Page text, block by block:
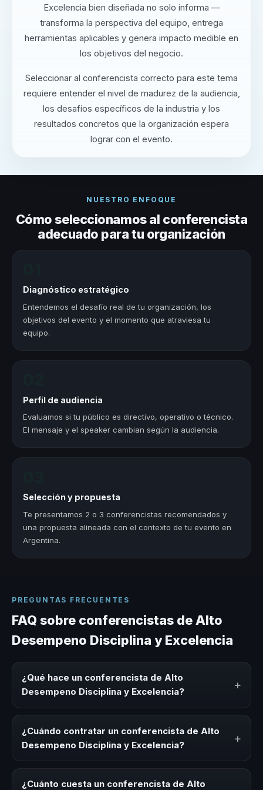
Excelencia bien diseñada no solo informa —
transforma la perspectiva del equipo, entrega
herramientas aplicables y genera impacto medible en
los objetivos del negocio.
Seleccionar al conferencista correcto para este tema
requiere entender el nivel de madurez de la audiencia,
los desafíos específicos de la industria y los
resultados concretos que la organización espera
lograr con el evento.
NUESTRO ENFOQUE
Cómo seleccionamos al conferencista
adecuado para tu organización
Diagnóstico estratégico
Entendemos el desafío real de tu organización, los
objetivos del evento y el momento que atraviesa tu
equipo.
Perfil de audiencia
Evaluamos si tu público es directivo, operativo o técnico.
El mensaje y el speaker cambian según la audiencia.
Selección y propuesta
Te presentamos 2 o 3 conferencistas recomendados y
una propuesta alineada con el contexto de tu evento en
Argentina.
PREGUNTAS FRECUENTES
FAQ sobre conferencistas de Alto
Desempeno Disciplina y Excelencia
¿Qué hace un conferencista de Alto
Desempeno Disciplina y Excelencia?
+
Excelencia es un experto que comparte conocimiento,
estrategias y experiencias sobre este tema en eventos
corporativos, convenciones y seminarios. Su objetivo es
generar reflexión, inspiración y herramientas aplicables
¿Cuándo contratar un conferencista de Alto
Desempeno Disciplina y Excelencia?
+
Disciplina y Excelencia para kick-offs, convenciones
¿Cuánto cuesta un conferencista de Alto